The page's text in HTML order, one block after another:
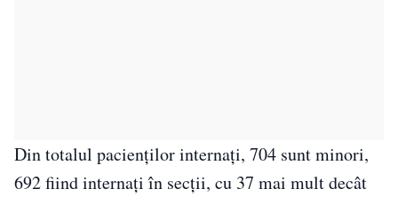
Din totalul pacienților internați, 704 sunt minori,
692 fiind internați în secții, cu 37 mai mult decât